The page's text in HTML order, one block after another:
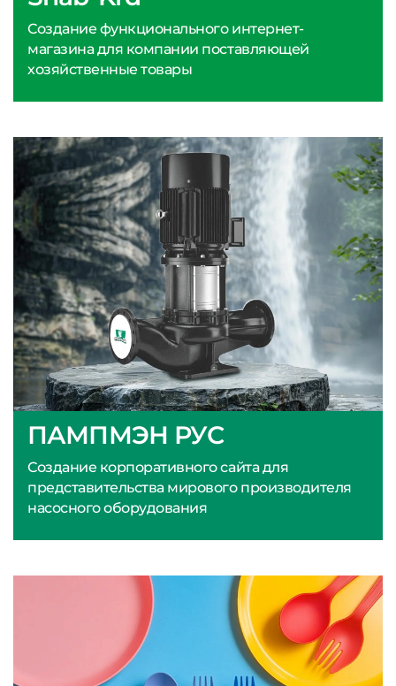
Создание функционального интернет-
магазина для компании поставляющей
хозяйственные товары
ПАМПМЭН РУС
Создание корпоративного сайта для
представительства мирового производителя
насосного оборудования